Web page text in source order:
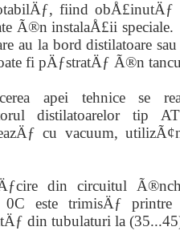
fiind obÅ£inutÄƒ
Ã®n instalaÅ£ii speciale.
au la bord distilatoare
fi pÄƒstratÄƒ Ã®n
apei tehnice se
distilatoarelor tip
cu vacuum,
din circuitul
0C este trimisÄƒ
din tubulaturi la